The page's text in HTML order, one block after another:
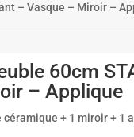
– Vasque – Miroir –
60cm
– Applique
+ 1 miroir + 1